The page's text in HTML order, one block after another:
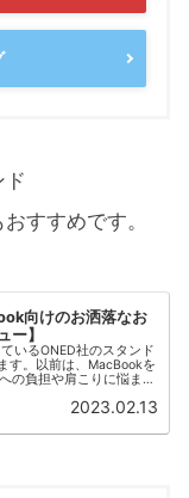
すすめです。
向けのお洒落なお
ー】
いるONED社のスタンド
す。以前は、MacBookを
の負担や肩こりに悩まさ
2023.02.13